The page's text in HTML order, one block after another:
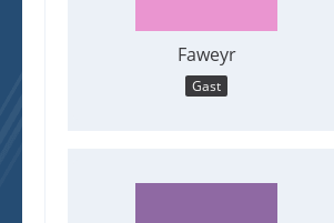
Faweyr
Gast